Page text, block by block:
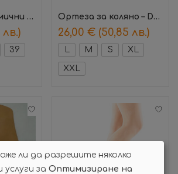
Дамски анатомични обувки Florence Син – Suave
лв.)
39
Ортеза за коляно – DZ-29
26,00 € (50,85 лв.)
L M S XL
XXL
ли да разрешите няколко
услуги за Оптимизиране на